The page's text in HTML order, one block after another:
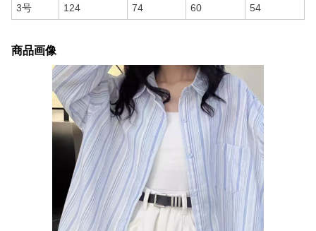
3号 124 74 60 54
商品画像